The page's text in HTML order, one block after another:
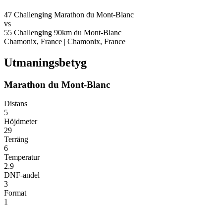
47 Challenging Marathon du Mont-Blanc
vs
55 Challenging 90km du Mont-Blanc
Chamonix, France | Chamonix, France
Utmaningsbetyg
Marathon du Mont-Blanc
Distans
5
Höjdmeter
29
Terräng
6
Temperatur
2.9
DNF-andel
3
Format
1